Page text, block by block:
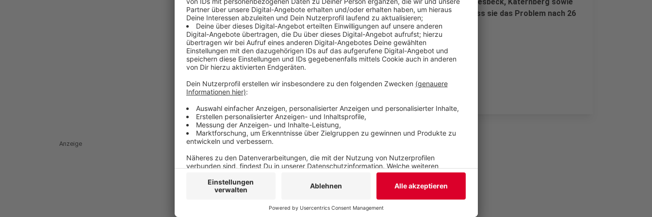
Teilen von Elberfeld und Vohwinkel aus. Die WSW betonen, dass sie das Problem nach 26
Minuten behoben hatten.
Veröffentlicht:Montag, 05.08.2024 16:06
Anzeige
Anzeige